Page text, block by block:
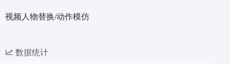
视频人物替换/动作模仿
数据统计